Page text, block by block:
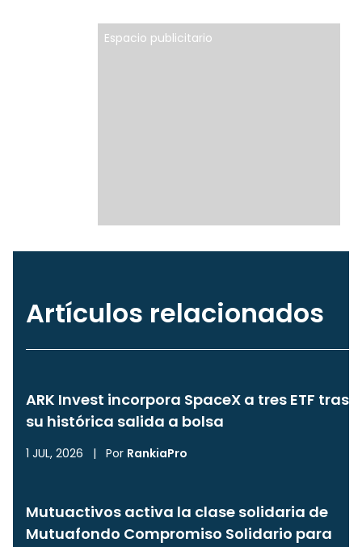
Espacio publicitario
Artículos relacionados
ARK Invest incorpora SpaceX a tres ETF tras
su histórica salida a bolsa
1 JUL, 2026 | Por RankiaPro
Mutuactivos activa la clase solidaria de
Mutuafondo Compromiso Solidario para